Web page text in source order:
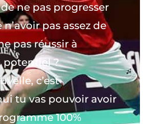
ne pas progresser
n’avoir pas assez de
pas réussir à
potentiel ?
c’est
tu vas pouvoir avoir
100%